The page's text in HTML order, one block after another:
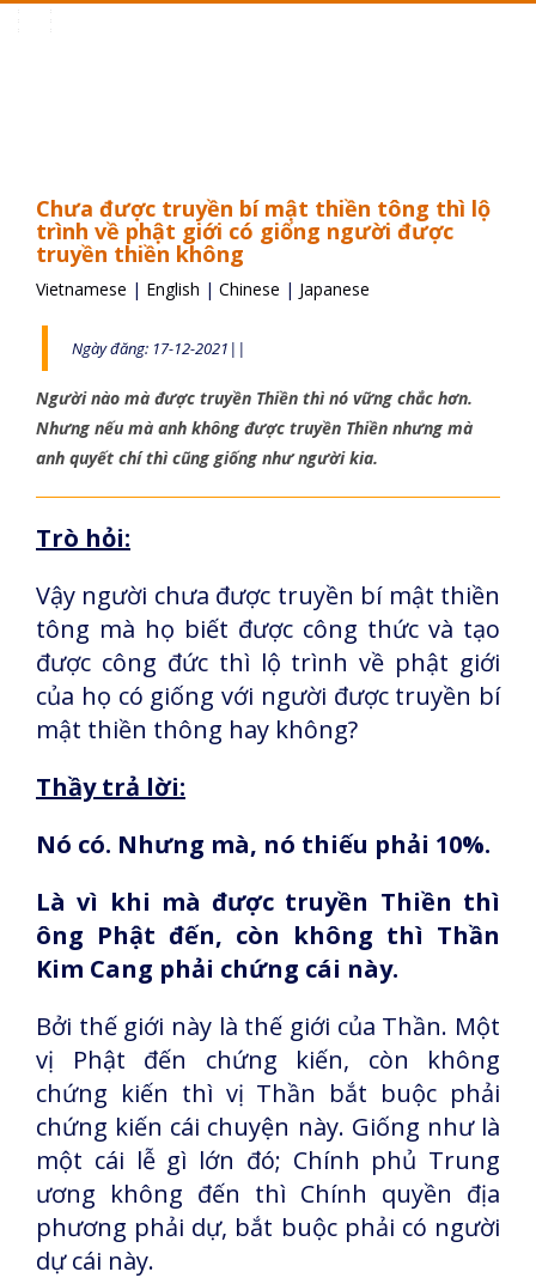
Chưa được truyền bí mật thiền tông thì lộ
trình về phật giới có giống người được
truyền thiền không
Vietnamese | English | Chinese | Japanese
Ngày đăng: 17-12-2021||
Người nào mà được truyền Thiền thì nó vững chắc hơn.
Nhưng nếu mà anh không được truyền Thiền nhưng mà
anh quyết chí thì cũng giống như người kia.
Trò hỏi:
Vậy người chưa được truyền bí mật thiền
tông mà họ biết được công thức và tạo
được công đức thì lộ trình về phật giới
của họ có giống với người được truyền bí
mật thiền thông hay không?
Thầy trả lời:
Nó có. Nhưng mà, nó thiếu phải 10%.
Là vì khi mà được truyền Thiền thì
ông Phật đến, còn không thì Thần
Kim Cang phải chứng cái này.
Bởi thế giới này là thế giới của Thần. Một
vị Phật đến chứng kiến, còn không
chứng kiến thì vị Thần bắt buộc phải
chứng kiến cái chuyện này. Giống như là
một cái lễ gì lớn đó; Chính phủ Trung
ương không đến thì Chính quyền địa
phương phải dự, bắt buộc phải có người
dự cái này.